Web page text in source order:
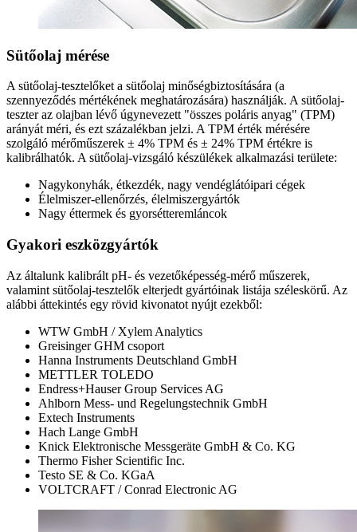
Sütőolaj mérése
A sütőolaj-tesztelőket a sütőolaj minőségbiztosítására (a
szennyeződés mértékének meghatározására) használják. A sütőolaj-
teszter az olajban lévő úgynevezett "összes poláris anyag" (TPM)
arányát méri, és ezt százalékban jelzi. A TPM érték mérésére
szolgáló mérőműszerek ± 4% TPM és ± 24% TPM értékre is
kalibrálhatók. A sütőolaj-vizsgáló készülékek alkalmazási területe:
Nagykonyhák, étkezdék, nagy vendéglátóipari cégek
Élelmiszer-ellenőrzés, élelmiszergyártók
Nagy éttermek és gyorsétteremláncok
Gyakori eszközgyártók
Az általunk kalibrált pH- és vezetőképesség-mérő műszerek,
valamint sütőolaj-tesztelők elterjedt gyártóinak listája széleskörű. Az
alábbi áttekintés egy rövid kivonatot nyújt ezekből:
WTW GmbH / Xylem Analytics
Greisinger GHM csoport
Hanna Instruments Deutschland GmbH
METTLER TOLEDO
Endress+Hauser Group Services AG
Ahlborn Mess- und Regelungstechnik GmbH
Extech Instruments
Hach Lange GmbH
Knick Elektronische Messgeräte GmbH & Co. KG
Thermo Fisher Scientific Inc.
Testo SE & Co. KGaA
VOLTCRAFT / Conrad Electronic AG